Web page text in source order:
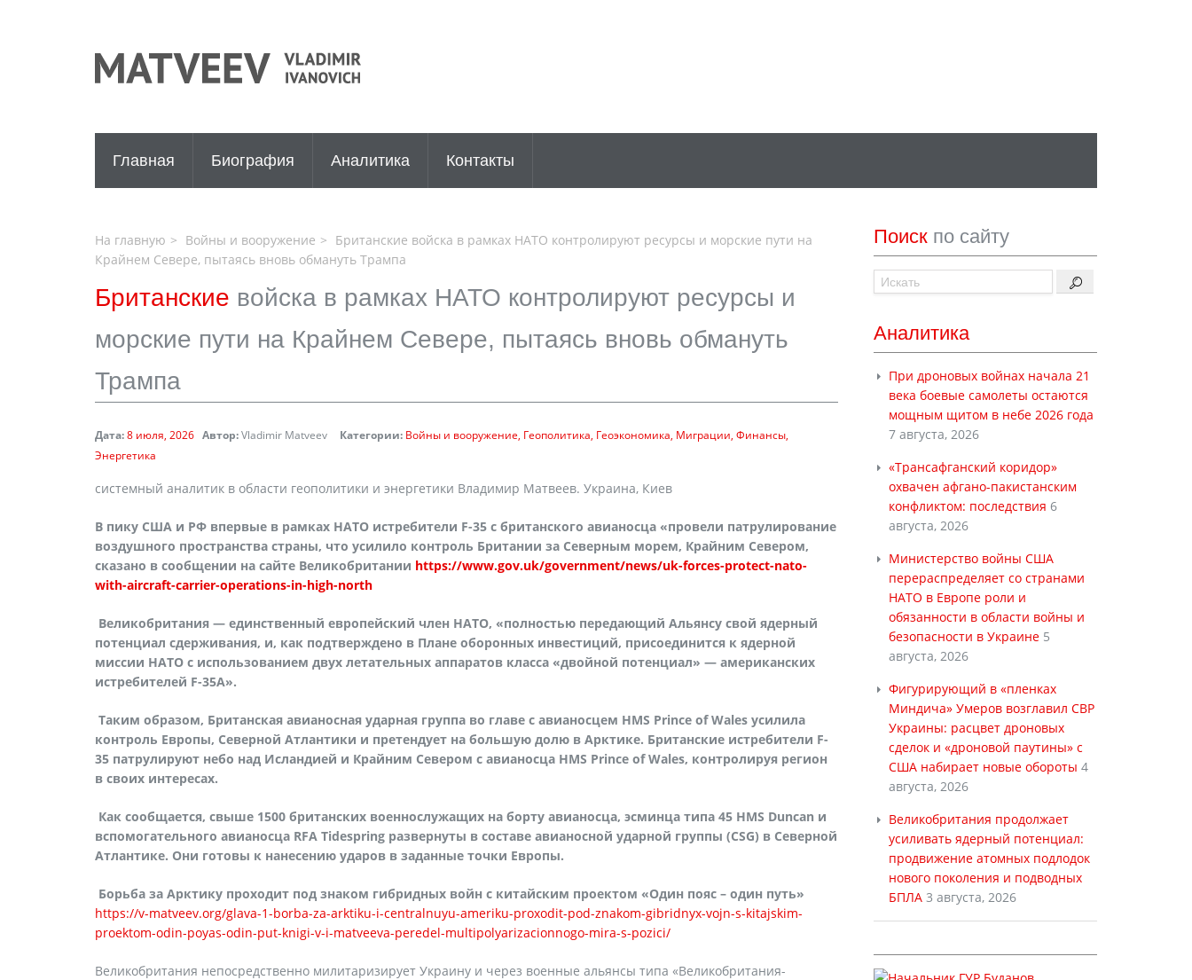
Главная Биография Аналитика Контакты
На главную Войны и вооружение
Британские войска в рамках НАТО контролируют ресурсы и морские пути на
Крайнем Севере, пытаясь вновь обмануть Трампа
Британские войска в рамках НАТО контролируют ресурсы и
морские пути на Крайнем Севере, пытаясь вновь обмануть
Трампа
Дата:8 июля, 2026 Автор:Vladimir Matveev Категории: Войны и вооружение Геополитика Геоэкономика Миграции Финансы
Энергетика
cистемный аналитик в области геополитики и энергетики Владимир Матвеев. Украина, Киев
В пику США и РФ впервые в рамках НАТО истребители F-35 с британского авианосца «провели патрулирование
воздушного пространства страны, что усилило контроль Британии за Северным морем, Крайним Севером,
сказано в сообщении на сайте Великобритании https://www.gov.uk/government/news/uk-forces-protect-nato-
with-aircraft-carrier-operations-in-high-north
Великобритания — единственный европейский член НАТО, «полностью передающий Альянсу свой ядерный
потенциал сдерживания, и, как подтверждено в Плане оборонных инвестиций, присоединится к ядерной
миссии НАТО с использованием двух летательных аппаратов класса «двойной потенциал» — американских
истребителей F-35A».
Таким образом, Британская авианосная ударная группа во главе с авианосцем HMS Prince of Wales усилила
контроль Европы, Северной Атлантики и претендует на большую долю в Арктике. Британские истребители F-
35 патрулируют небо над Исландией и Крайним Севером с авианосца HMS Prince of Wales, контролируя регион
в своих интересах.
Как сообщается, свыше 1500 британских военнослужащих на борту авианосца, эсминца типа 45 HMS Duncan и
вспомогательного авианосца RFA Tidespring развернуты в составе авианосной ударной группы (CSG) в Северной
Атлантике. Они готовы к нанесению ударов в заданные точки Европы.
Борьба за Арктику проходит под знаком гибридных войн с китайским проектом «Один пояс – один путь»
https://v-matveev.org/glava-1-borba-za-arktiku-i-centralnuyu-ameriku-proxodit-pod-znakom-gibridnyx-vojn-s-kitajskim-
proektom-odin-poyas-odin-put-knigi-v-i-matveeva-peredel-multipolyarizacionnogo-mira-s-pozici/
Великобритания непосредственно милитаризирует Украину и через военные альянсы типа «Великобритания-
Поиск по сайту
Аналитика
При дроновых войнах начала 21
века боевые самолеты остаются
мощным щитом в небе 2026 года
7 августа, 2026
«Трансафганский коридор»
охвачен афгано-пакистанским
конфликтом: последствия 6
августа, 2026
Министерство войны США
перераспределяет со странами
НАТО в Европе роли и
обязанности в области войны и
безопасности в Украине 5
августа, 2026
Фигурирующий в «пленках
Миндича» Умеров возглавил СВР
Украины: расцвет дроновых
сделок и «дроновой паутины» с
США набирает новые обороты 4
августа, 2026
Великобритания продолжает
усиливать ядерный потенциал:
продвижение атомных подлодок
нового поколения и подводных
БПЛА 3 августа, 2026